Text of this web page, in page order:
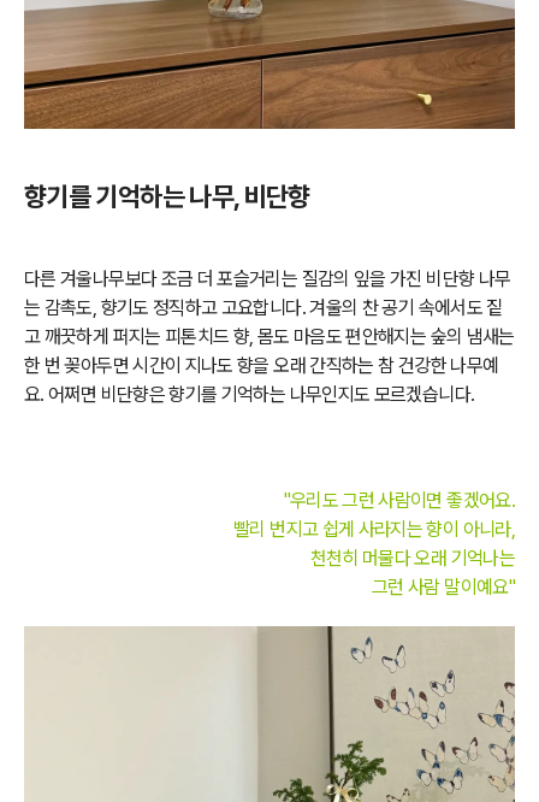
향기를 기억하는 나무, 비단향
다른 겨울나무보다 조금 더 포슬거리는 질감의 잎을 가진 비단향 나무
는 감촉도, 향기도 정직하고 고요합니다. 겨울의 찬 공기 속에서도 짙
고 깨끗하게 퍼지는 피톤치드 향, 몸도 마음도 편안해지는 숲의 냄새는
한 번 꽂아두면 시간이 지나도 향을 오래 간직하는 참 건강한 나무예
요. 어쩌면 비단향은 향기를 기억하는 나무인지도 모르겠습니다.
"우리도 그런 사람이면 좋겠어요.
빨리 번지고 쉽게 사라지는 향이 아니라,
천천히 머물다 오래 기억나는
그런 사람 말이예요"